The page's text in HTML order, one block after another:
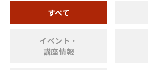
すべて
イベント・
講座情報